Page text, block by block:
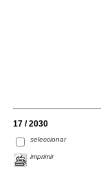
17 / 2030
seleccionar
imprimir